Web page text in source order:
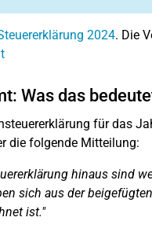
2024. Die
Was das
für das
die folgende Mitteilung:
hinaus sind
sich aus der
ist."